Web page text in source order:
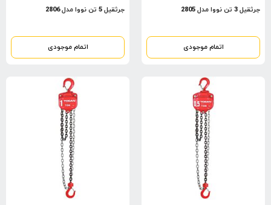
جرثقیل 3 تن نووا مدل 2805
اتمام موجودی
جرثقیل 5 تن نووا مدل 2806
اتمام موجودی